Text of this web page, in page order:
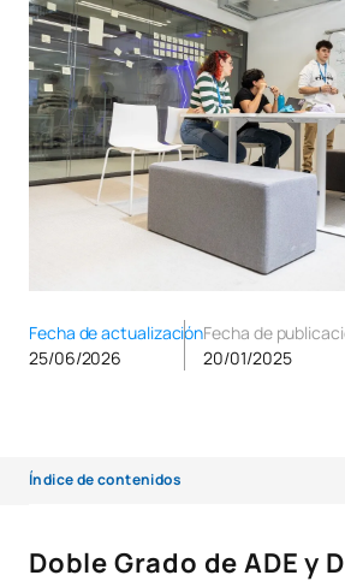
Fecha de actualización
25/06/2026
Fecha de
20/01/2025
Índice de contenidos
Doble Grado de ADE y